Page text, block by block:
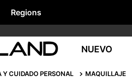
Regions
NUEVO
Y CUIDADO PERSONAL MAQUILLAJE